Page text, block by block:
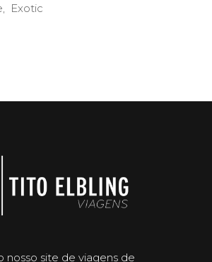
Exotic
nosso site de viagens de